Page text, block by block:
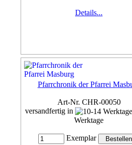
Details...
Pfarrchronik der Pfarrei
Art-Nr. CHR-00050
versandfertig in
Werktage
Exemplar